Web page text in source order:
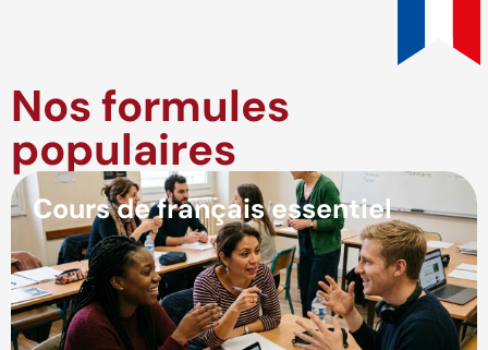
Nos formules
populaires
Cours de français essentiel